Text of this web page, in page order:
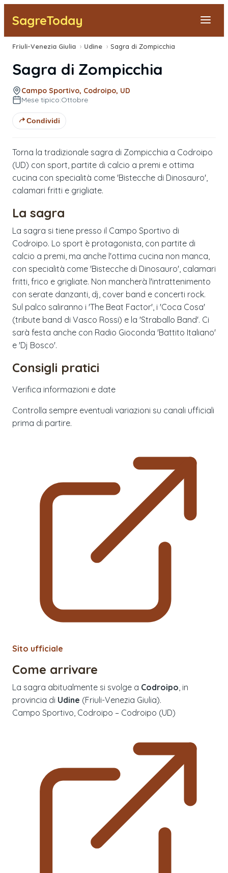
SagreToday
Segnala una sagra
Tutte le Sagre
Vicino a Me
Friuli-Venezia Giulia › Udine › Sagra di Zompicchia
Sagra di Zompicchia
Campo Sportivo, Codroipo, UD
Mese tipico:Ottobre
Condividi
Torna la tradizionale sagra di Zompicchia a Codroipo
(UD) con sport, partite di calcio a premi e ottima
cucina con specialità come 'Bistecche di Dinosauro',
calamari fritti e grigliate.
La sagra
La sagra si tiene presso il Campo Sportivo di
Codroipo. Lo sport è protagonista, con partite di
calcio a premi, ma anche l'ottima cucina non manca,
con specialità come 'Bistecche di Dinosauro', calamari
fritti, frico e grigliate. Non mancherà l'intrattenimento
con serate danzanti, dj, cover band e concerti rock.
Sul palco saliranno i 'The Beat Factor', i 'Coca Cosa'
(tribute band di Vasco Rossi) e la 'Straballo Band'. Ci
sarà festa anche con Radio Gioconda 'Battito Italiano'
e 'Dj Bosco'.
Consigli pratici
Verifica informazioni e date
Controlla sempre eventuali variazioni su canali ufficiali
prima di partire.
Sito ufficiale
Come arrivare
La sagra abitualmente si svolge a Codroipo , in
provincia di Udine (Friuli-Venezia Giulia).
Campo Sportivo, Codroipo – Codroipo (UD)